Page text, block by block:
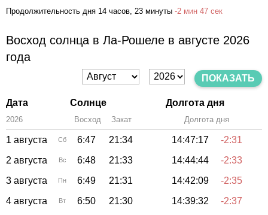
Продолжительность дня 14 часов, 23 минуты -2 мин 47 сек
Восход солнца в Ла-Рошеле в августе 2026
года
ПОКАЗАТЬ
Дата Солнце Долгота дня
2026 Восход Закат Долгота дня
1 августа Сб 6:47 21:34 14:47:17
-2:31
2 августа
Вс 6:48 21:33 14:44:44
-2:33
3 августа
Пн 6:49 21:31 14:42:09
-2:35
4 августа
Вт 6:50 21:30 14:39:32
-2:37